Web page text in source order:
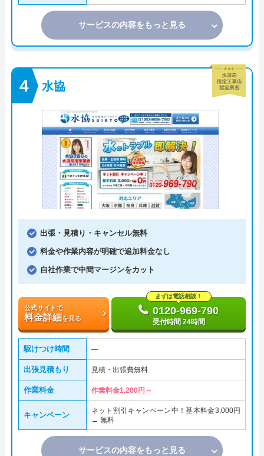
サービスの内容をもっと見る
水協
出張・見積り・キャンセル無料
料金や作業内容が明確で追加料金なし
自社作業で中間マージンをカット
公式サイトで
料金詳細を見る
まずは電話相談！
0120-969-790
受付時間 24時間
駆けつけ時間 ―
出張見積もり 見積・出張費無料
作業料金 作業料金1,200円～
キャンペーン
ネット割引キャンペーン中！基本料金3,000円
→ 無料
サービスの内容をもっと見る